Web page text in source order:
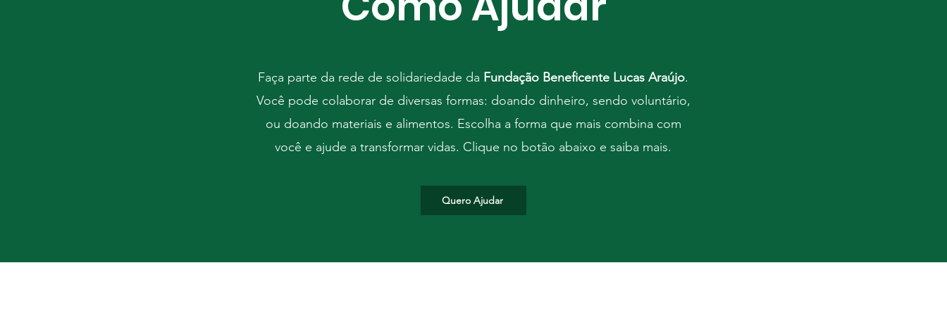
Faça parte da rede de solidariedade da Fundação Beneficente Lucas Araújo.
Você pode colaborar de diversas formas: doando dinheiro, sendo voluntário,
ou doando materiais e alimentos. Escolha a forma que mais combina com
você e ajude a transformar vidas. Clique no botão abaixo e saiba mais.
Quero Ajudar